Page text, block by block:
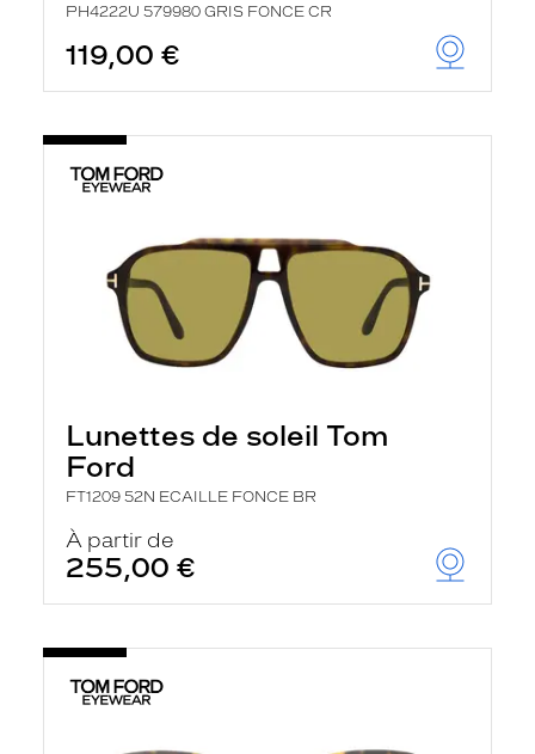
PH4222U 579980 GRIS FONCE CR
119,00 €
Lunettes de soleil Tom
Ford
FT1209 52N ECAILLE FONCE BR
À partir de
255,00 €